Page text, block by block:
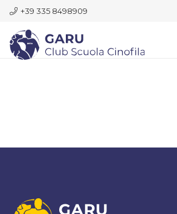
+39 335 8498909